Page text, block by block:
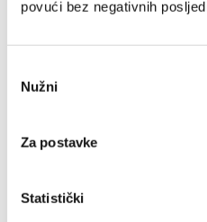
povući bez negativnih
Selection
Nužni
Za postavke
Statistički
Četiri igrača Zrinjskog na
federalnom prvoligašu